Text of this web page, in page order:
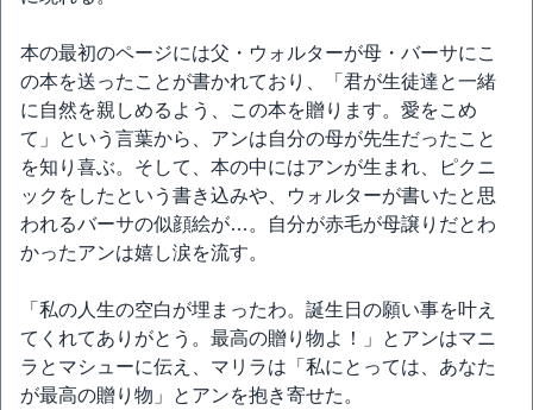
本の最初のページには父・ウォルターが母・バーサにこ
の本を送ったことが書かれており、「君が生徒達と一緒
に自然を親しめるよう、この本を贈ります。愛をこめ
て」という言葉から、アンは自分の母が先生だったこと
を知り喜ぶ。そして、本の中にはアンが生まれ、ピクニ
ックをしたという書き込みや、ウォルターが書いたと思
われるバーサの似顔絵が…。自分が赤毛が母譲りだとわ
かったアンは嬉し涙を流す。
「私の人生の空白が埋まったわ。誕生日の願い事を叶え
てくれてありがとう。最高の贈り物よ！」とアンはマニ
ラとマシューに伝え、マリラは「私にとっては、あなた
が最高の贈り物」とアンを抱き寄せた。